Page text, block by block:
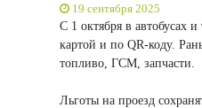
19 сентября 2025
С 1 октября в автобусах
картой и по QR-коду.
топливо, ГСМ, запчасти.
Льготы на проезд